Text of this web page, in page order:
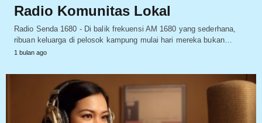
Radio Komunitas Lokal
Radio Senda 1680 - Di balik frekuensi AM 1680 yang sederhana,
ribuan keluarga di pelosok kampung mulai hari mereka bukan…
1 bulan ago